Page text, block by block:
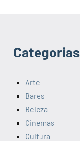
Categorias
Arte
Bares
Beleza
Cinemas
Cultura